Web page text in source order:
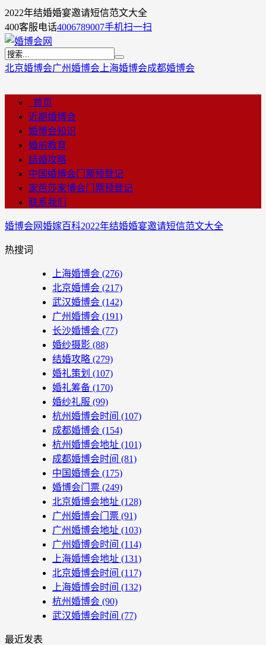
2022年结婚婚宴邀请短信范文大全
400客服电话4006789007手机扫一扫
北京婚博会广州婚博会 上海婚博会成都婚博会
首页
近期婚博会
婚博会知识
婚前教育
结婚攻略
中国婚博会门票预登记
家芭莎家博会门票预登记
联系我们
婚博会网婚嫁百科2022年结婚婚宴邀请短信范文大全
热搜词
上海婚博会 (276)
北京婚博会 (217)
武汉婚博会 (142)
广州婚博会 (191)
长沙婚博会 (77)
婚纱摄影 (88)
结婚攻略 (279)
婚礼策划 (107)
婚礼筹备 (170)
婚纱礼服 (99)
杭州婚博会时间 (107)
成都婚博会 (154)
杭州婚博会地址 (101)
成都婚博会时间 (81)
中国婚博会 (175)
婚博会门票 (249)
北京婚博会地址 (128)
广州婚博会门票 (91)
广州婚博会地址 (103)
广州婚博会时间 (114)
上海婚博会地址 (131)
北京婚博会时间 (117)
上海婚博会时间 (132)
杭州婚博会 (90)
武汉婚博会时间 (77)
最近发表